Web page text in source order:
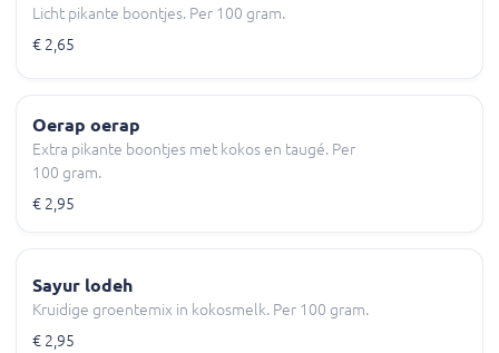
Licht pikante boontjes. Per 100 gram.
€ 2,65
Oerap oerap
Extra pikante boontjes met kokos en taugé. Per
100 gram.
€ 2,95
Sayur lodeh
Kruidige groentemix in kokosmelk. Per 100 gram.
€ 2,95